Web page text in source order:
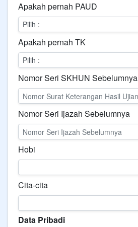
Apakah pernah PAUD
Apakah pernah TK
Nomor Seri SKHUN Sebelumnya
Nomor Seri Ijazah Sebelumnya
Hobi
Cita-cita
Data Pribadi